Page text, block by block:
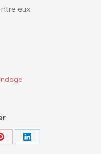
eux
Partager